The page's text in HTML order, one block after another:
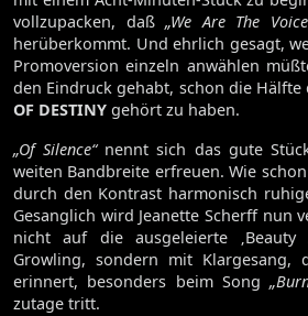
vollzupacken, daß„We Are The
herüberkommt. Und ehrlich gesagt,
Promoversion einzeln anwählen
den Eindruck gehabt, schon die
OF DESTINY gehört zu haben.
„Of Silence“nennt sich das gute
weiten Bandbreite erfreuen. Wie
durch den Kontrast harmonisch
Gesanglich wird Jeanette Scherff nun
nicht auf die ausgeleierte ‚Beauty
Growling, sondern mit
erinnert, besonders beim Song
zutage tritt.